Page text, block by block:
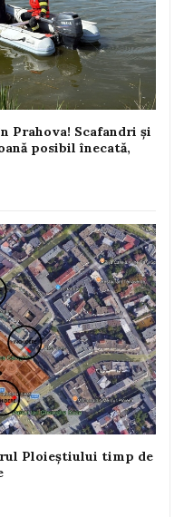
Prahova! Scafandri și
posibil înecată,
Ploieștiului timp de